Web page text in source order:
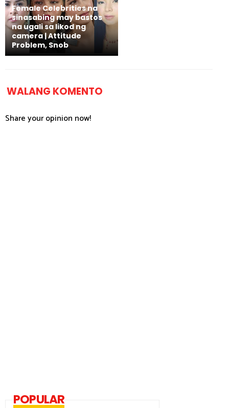
Female Celebrities na
sinasabing may bastos
na ugali sa likod ng
camera | Attitude
Problem, Snob
WALANG KOMENTO
Share your opinion now!
POPULAR